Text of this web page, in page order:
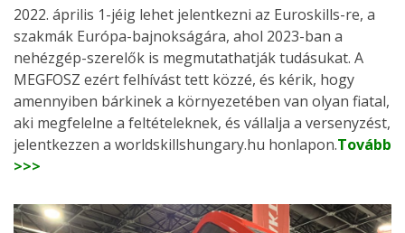
2022. április 1-jéig lehet jelentkezni az Euroskills-re, a
szakmák Európa-bajnokságára, ahol 2023-ban a
nehézgép-szerelők is megmutathatják tudásukat. A
MEGFOSZ ezért felhívást tett közzé, és kérik, hogy
amennyiben bárkinek a környezetében van olyan fiatal,
aki megfelelne a feltételeknek, és vállalja a versenyzést,
jelentkezzen a worldskillshungary.hu honlapon.Tovább
>>>